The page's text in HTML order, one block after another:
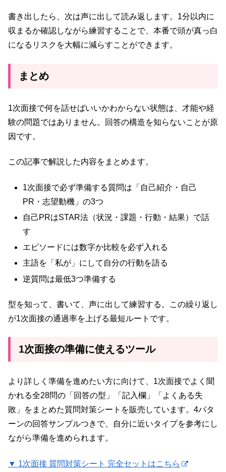
書き出したら、次は声に出して読み返します。1分以内に
収まるか確認しながら練習することで、本番で頭が真っ白
になるリスクを大幅に減らすことができます。
まとめ
1次面接で何を話せばいいかわからない状態は、才能や経
験の問題ではありません。回答の構造を知らないことが原
因です。
この記事で解説した内容をまとめます。
1次面接で必ず準備する質問は「自己紹介・自己
PR・志望動機」の3つ
自己PRはSTAR法（状況・課題・行動・結果）で話
す
エピソードには数字か比較を必ず入れる
主語を「私が」にして自分の行動を語る
逆質問は最低3つ準備する
型を知って、書いて、声に出して練習する。この繰り返し
が1次面接の通過率を上げる最短ルートです。
1次面接の準備に使えるツール
より詳しく準備を進めたい方に向けて、1次面接でよく聞
かれる全28問の「回答の型」「記入欄」「よくある失
敗」をまとめた質問対策シートを販売しています。4パタ
ーンの回答サンプルつきで、自分に近いタイプを参考にし
ながら準備を進められます。
▼ 1次面接 質問対策シート 完全セットはこちら